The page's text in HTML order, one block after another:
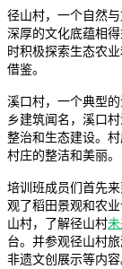
径山村，一个自然
深厚的文化底蕴相
时积极探索生态农
借鉴。
溪口村，一个典型
乡建筑闻名，溪口
整治和生态建设。
村庄的整洁和美丽。
培训班成员们首先
观了稻田景观和农
山村，了解径山村
台。并参观径山村
非遗文创展示等内